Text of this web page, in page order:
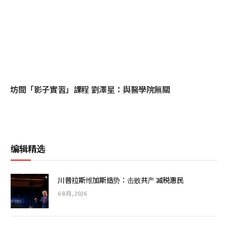
坊間「影子實習」課程 劉澤星：與醫學院無關
编辑精选
川普拉斯维加斯造势：击败共产 减税惠民
6 8 月, 2026